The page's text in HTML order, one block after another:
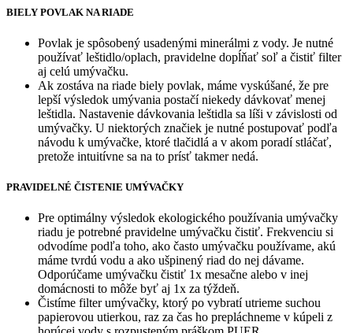
BIELY POVLAK NA RIADE
Povlak je spôsobený usadenými minerálmi z vody. Je nutné
používať leštidlo/oplach, pravidelne dopĺňať soľ a čistiť filter
aj celú umývačku.
Ak zostáva na riade biely povlak, máme vyskúšané, že pre
lepší výsledok umývania postačí niekedy dávkovať menej
leštidla. Nastavenie dávkovania leštidla sa líši v závislosti od
umývačky. U niektorých značiek je nutné postupovať podľa
návodu k umývačke, ktoré tlačidlá a v akom poradí stláčať,
pretože intuitívne sa na to prísť takmer nedá.
PRAVIDELNÉ ČISTENIE UMÝVAČKY
Pre optimálny výsledok ekologického používania umývačky
riadu je potrebné pravidelne umývačku čistiť. Frekvenciu si
odvodíme podľa toho, ako často umývačku používame, akú
máme tvrdú vodu a ako ušpinený riad do nej dávame.
Odporúčame umývačku čistiť 1x mesačne alebo v inej
domácnosti to môže byť aj 1x za týždeň.
Čistíme filter umývačky, ktorý po vybratí utrieme suchou
papierovou utierkou, raz za čas ho prepláchneme v kúpeli z